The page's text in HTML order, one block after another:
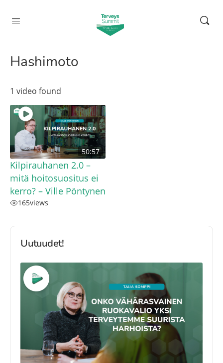
Hashimoto
1 video found
50:57
Kilpirauhanen 2.0 –
mitä hoitosuositus ei
kerro? – Ville Pöntynen
165views
Uutuudet!